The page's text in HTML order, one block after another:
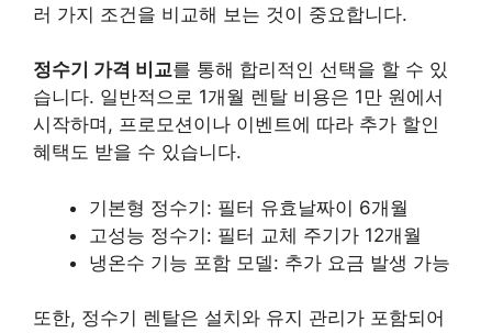
러 가지 조건을 비교해 보는 것이 중요합니다.
정수기 가격 비교를 통해 합리적인 선택을 할 수 있
습니다. 일반적으로 1개월 렌탈 비용은 1만 원에서
시작하며, 프로모션이나 이벤트에 따라 추가 할인
혜택도 받을 수 있습니다.
기본형 정수기: 필터 유효날짜이 6개월
고성능 정수기: 필터 교체 주기가 12개월
냉온수 기능 포함 모델: 추가 요금 발생 가능
또한, 정수기 렌탈은 설치와 유지 관리 가 포함되어